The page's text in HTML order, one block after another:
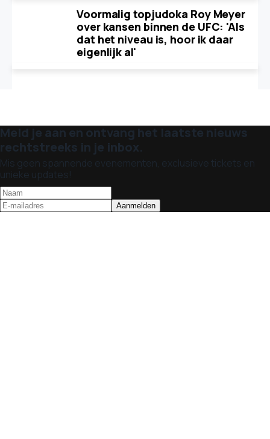
Voormalig topjudoka Roy Meyer
over kansen binnen de UFC: 'Als
dat het niveau is, hoor ik daar
eigenlijk al'
Meld je aan en ontvang het laatste nieuws
rechtstreeks in je inbox.
Mis geen spannende evenementen, exclusieve tickets en
unieke updates!